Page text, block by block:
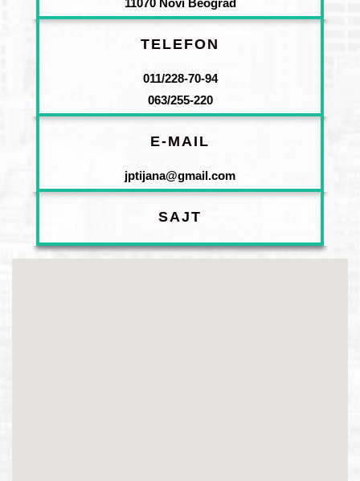
11070 Novi Beograd
TELEFON
011/228-70-94
063/255-220
E-MAIL
jptijana@gmail.com
SAJT